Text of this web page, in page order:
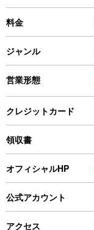
料金
ジャンル
営業形態
クレジットカード
領収書
オフィシャルHP
公式アカウント
アクセス